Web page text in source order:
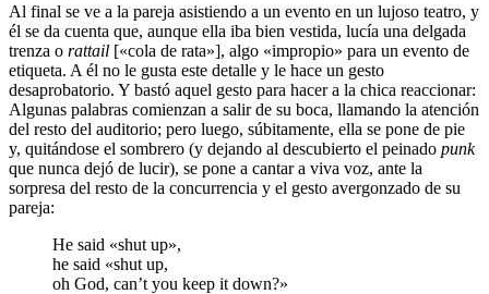
Al final se ve a la pareja asistiendo a un evento en un lujoso teatro, y
él se da cuenta que, aunque ella iba bien vestida, lucía una delgada
trenza o rattail [«cola de rata»], algo «impropio» para un evento de
etiqueta. A él no le gusta este detalle y le hace un gesto
desaprobatorio. Y bastó aquel gesto para hacer a la chica reaccionar:
Algunas palabras comienzan a salir de su boca, llamando la atención
del resto del auditorio; pero luego, súbitamente, ella se pone de pie
y, quitándose el sombrero (y dejando al descubierto el peinado punk
que nunca dejó de lucir), se pone a cantar a viva voz, ante la
sorpresa del resto de la concurrencia y el gesto avergonzado de su
pareja:
He said «shut up»,
he said «shut up,
oh God, can’t you keep it down?»